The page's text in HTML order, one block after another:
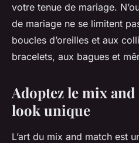
votre tenue de mariage.
de mariage ne se limitent
boucles d’oreilles et aux
bracelets, aux bagues et
Adoptez le mix
look unique
L’art du mix and match est